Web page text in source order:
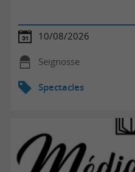
10/08/2026
Seignosse
Spectacles